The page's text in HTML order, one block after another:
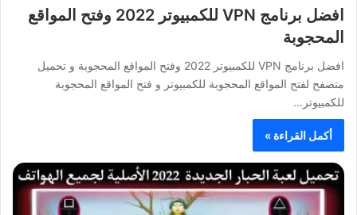
افضل برنامج VPN للكمبيوتر 2022 وفتح المواقع
المحجوبة
افضل برنامج VPN للكمبيوتر 2022 وفتح المواقع المحجوبة و تحميل
متصفح لفتح المواقع المحجوبة للكمبيوتر و فتح المواقع المحجوبة
للكمبيوتر…
أكمل القراءة »